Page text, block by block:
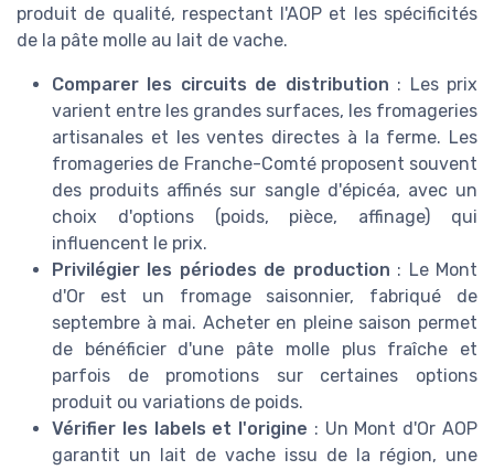
produit de qualité, respectant l'AOP et les spécificités
de la pâte molle au lait de vache.
Comparer les circuits de distribution : Les prix
varient entre les grandes surfaces, les fromageries
artisanales et les ventes directes à la ferme. Les
fromageries de Franche-Comté proposent souvent
des produits affinés sur sangle d'épicéa, avec un
choix d'options (poids, pièce, affinage) qui
influencent le prix.
Privilégier les périodes de production : Le Mont
d'Or est un fromage saisonnier, fabriqué de
septembre à mai. Acheter en pleine saison permet
de bénéficier d'une pâte molle plus fraîche et
parfois de promotions sur certaines options
produit ou variations de poids.
Vérifier les labels et l'origine : Un Mont d'Or AOP
garantit un lait de vache issu de la région, une